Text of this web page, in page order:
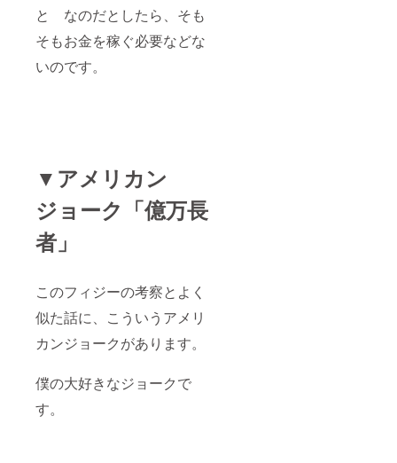
と なのだとしたら、そも
そもお金を稼ぐ必要などな
いのです。
▼アメリカン
ジョーク「億万長
者」
このフィジーの考察とよく
似た話に、こういうアメリ
カンジョークがあります。
僕の大好きなジョークで
す。